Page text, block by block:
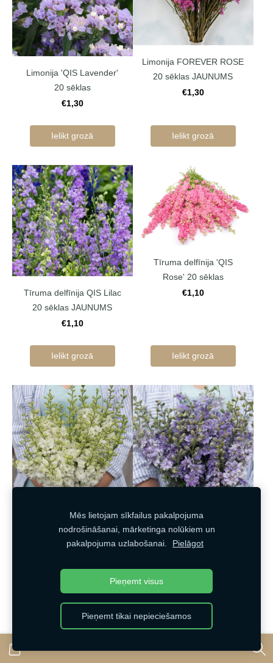
Limonija 'QIS Lavender'
20 sēklas
€1,30
Ielikt grozā
Limonija FOREVER ROSE
20 sēklas JAUNUMS
€1,30
Ielikt grozā
Tīruma delfīnija QIS Lilac
20 sēklas JAUNUMS
€1,10
Ielikt grozā
Tīruma delfīnija 'QIS
Rose' 20 sēklas
€1,10
Ielikt grozā
Tīruma delfīnija WHITE
Ielikt grozā
Tīruma delfīnija QIS Light
Blue 20 sēklas JAUNUMS
Skatīt
Mēs lietojam sīkfailus pakalpojuma
nodrošināšanai, mārketinga nolūkiem un
pakalpojuma uzlabošanai.
Pielāgot
Pieņemt visus
Pieņemt tikai nepieciešamos